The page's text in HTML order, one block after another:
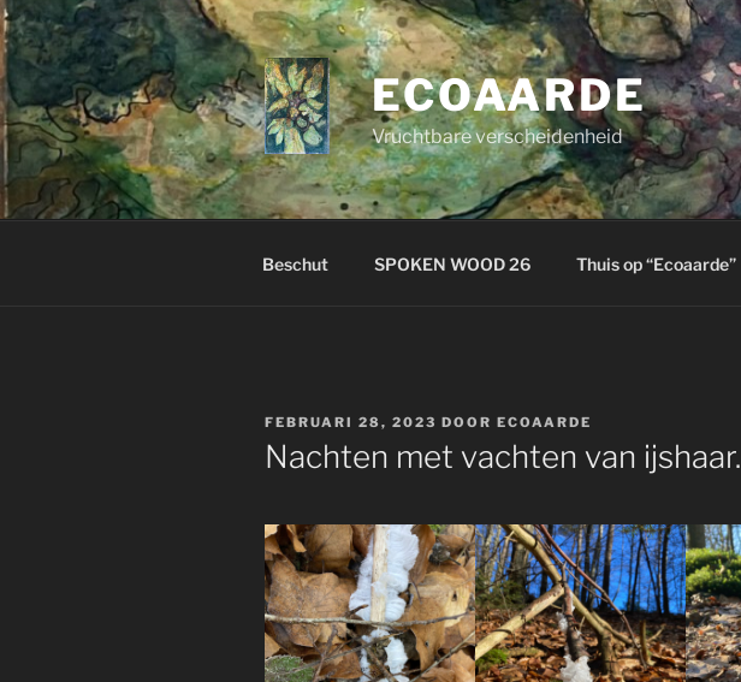
Ga
naar
de
inhoud
ECOAARDE
Vruchtbare verscheidenheid
Beschut SPOKEN WOOD 26 Thuis op “Ecoaarde”
GEPLAATST
OP
FEBRUARI 28, 2023 DOOR ECOAARDE
Nachten met vachten van ijshaar.